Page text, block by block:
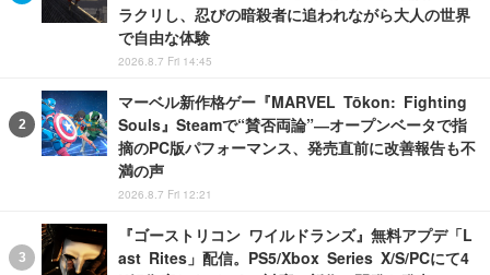
ラクリし、忍びの暗殺者に追われながら大人の世界
で自由な体験
2026.8.7 Fri 14:45
マーベル新作格ゲー『MARVEL Tōkon: Fighting
Souls』Steamで“賛否両論”―オープンベータで指
摘のPC版パフォーマンス、発売直前に改善報告も不
満の声
2026.8.7 Fri 12:21
『ゴーストリコン ワイルドランズ』無料アプデ「L
ast Rites」配信。PS5/Xbox Series X/S/PCにて4